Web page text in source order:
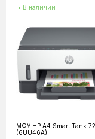
• В наличии
МФУ HP A4 Smart Tank
(6UU46A)